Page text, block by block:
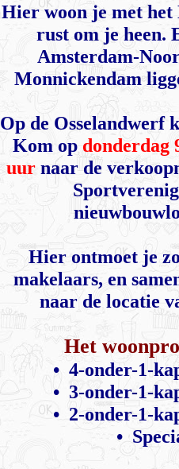
Hier woon je met het
rust om je heen.
Amsterdam-
Monnickendam
Op de Osselandwerf
Kom op donderdag
uur naar de
Hier ontmoet je
makelaars, en
naar de locatie
Het
• 4-onder-1-
• 3-onder-1-
• 2-onder-1-
•